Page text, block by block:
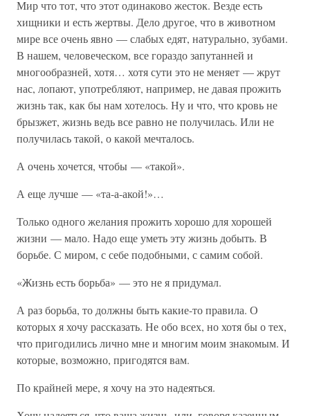
Мир что тот, что этот одинаково жесток. Везде есть
хищники и есть жертвы. Дело другое, что в животном
мире все очень явно — слабых едят, натурально, зубами.
В нашем, человеческом, все гораздо запутанней и
многообразней, хотя… хотя сути это не меняет — жрут
нас, лопают, употребляют, например, не давая прожить
жизнь так, как бы нам хотелось. Ну и что, что кровь не
брызжет, жизнь ведь все равно не получилась. Или не
получилась такой, о какой мечталось.
А очень хочется, чтобы — «такой».
А еще лучше — «та-а-акой!»…
Только одного желания прожить хорошо для хорошей
жизни — мало. Надо еще уметь эту жизнь добыть. В
борьбе. С миром, с себе подобными, с самим собой.
«Жизнь есть борьба» — это не я придумал.
А раз борьба, то должны быть какие-то правила. О
которых я хочу рассказать. Не обо всех, но хотя бы о тех,
что пригодились лично мне и многим моим знакомым. И
которые, возможно, пригодятся вам.
По крайней мере, я хочу на это надеяться.